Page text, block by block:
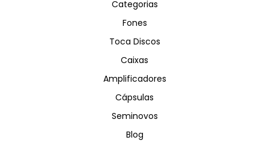
Categorias
Fones
Toca Discos
Caixas
Amplificadores
Cápsulas
Seminovos
Blog